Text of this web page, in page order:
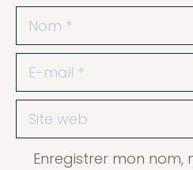
Nom
mail
Site
web
Enregistrer mon